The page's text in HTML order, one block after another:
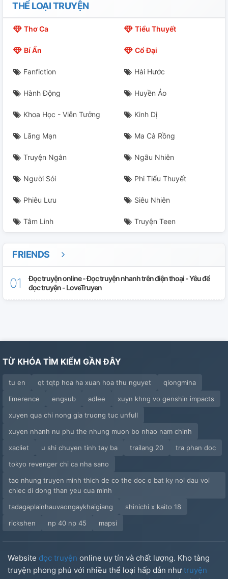
THỂ LOẠI TRUYỆN
Thơ Ca Tiểu Thuyết
Bí Ẩn Cổ Đại
Fanfiction Hài Hước
Hành Động Huyền Ảo
Khoa Học - Viễn Tưởng Kinh Dị
Lãng Mạn Ma Cà Rồng
Truyện Ngắn Ngẫu Nhiên
Người Sói Phi Tiểu Thuyết
Phiêu Lưu Siêu Nhiên
Tâm Linh Truyện Teen
FRIENDS
Đọc truyện online - Đọc truyện nhanh trên điện thoại - Yêu để
đọc truyện - LoveTruyen
TỪ KHÓA TÌM KIẾM GẦN ĐÂY
tu en qt tqtp hoa ha xuan hoa thu nguyet
qiongmina
limerence
engsub adlee
xuyn khng vo genshin impacts
xuyen qua chi nong gia truong tuc unfull
xuyen nhanh nu phu the nhung muon bo nhao nam chinh
xacliet
u shi chuyen tinh tay ba trailang 20
tra phan doc
tokyo revenger chi ca nha sano
tao nhung truyen minh thich de co the doc o bat ky noi dau voi
chiec di dong than yeu cua minh
tadagaplainhauvaongaykhaigiang
shinichi x kaito 18
rickshen
np 40 np 45 mapsi
Website đọc truyện online uy tín và chất lượng. Kho tàng
truyện phong phú với nhiều thể loại hấp dẫn nhưtruyện